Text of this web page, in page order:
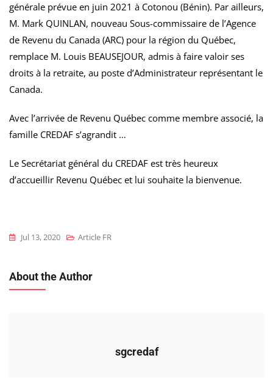
générale prévue en juin 2021 à Cotonou (Bénin). Par ailleurs,
M. Mark QUINLAN, nouveau Sous-commissaire de l’Agence
de Revenu du Canada (ARC) pour la région du Québec,
remplace M. Louis BEAUSEJOUR, admis à faire valoir ses
droits à la retraite, au poste d’Administrateur représentant le
Canada.
Avec l’arrivée de Revenu Québec comme membre associé, la
famille CREDAF s’agrandit …
Le Secrétariat général du CREDAF est très heureux
d’accueillir Revenu Québec et lui souhaite la bienvenue.
Jul 13, 2020 Article FR
About the Author
sgcredaf